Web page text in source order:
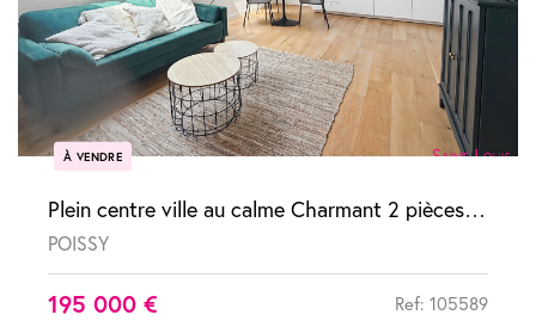
À VENDRE
Plein centre ville au calme Charmant 2 pièces dans résidence recherchée
POISSY
195 000 € Ref: 105589